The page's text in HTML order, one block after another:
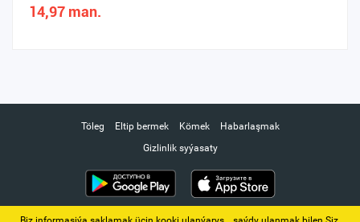
14,97 man.
Töleg Eltip bermek Kömek
Habarlaşmak
Gizlinlik syýasaty